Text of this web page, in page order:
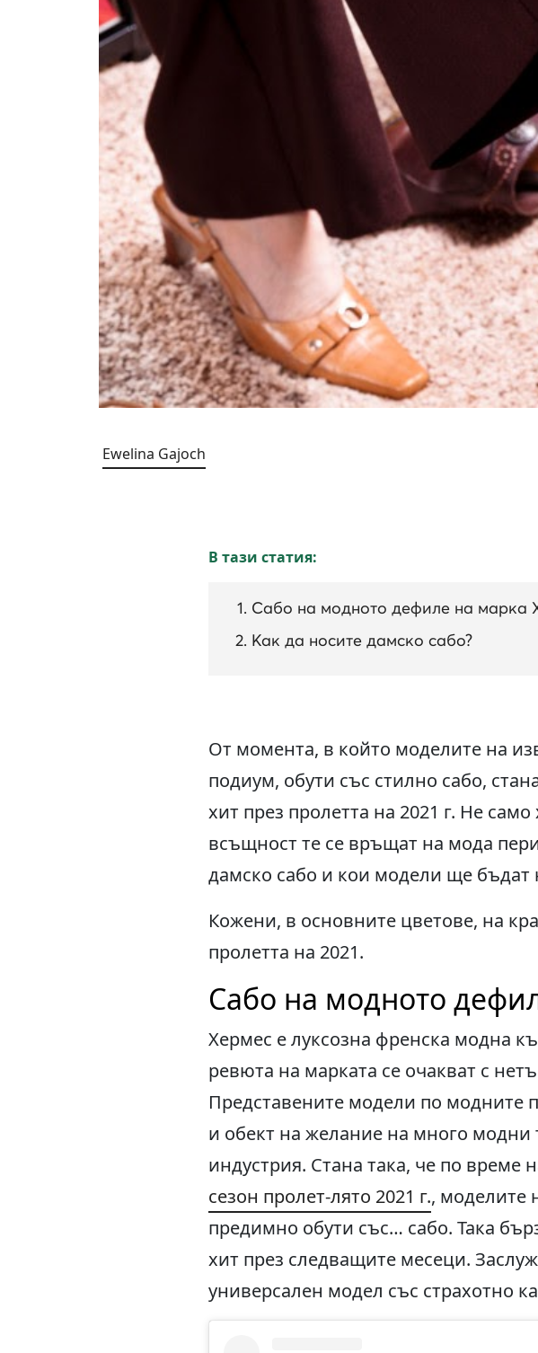
Ewelina Gajoch
В тази статия:
Сабо на модното дефиле на марка
Как да носите дамско сабо?
От момента, в който моделите на
подиум, обути със стилно сабо,
хит през пролетта на 2021 г. Не
всъщност те се връщат на мода
дамско сабо и кои модели ще бъдат
Кожени, в основните цветове, на
пролетта на 2021.
Сабо на модното
Хермес е луксозна френска модна
ревюта на марката се очакват с
Представените модели по модните
и обект на желание на много модни
индустрия. Стана така, че по
сезон пролет-лято 2021 г., моделите
предимно обути със… сабо. Така
хит през следващите месеци.
универсален модел със страхотно